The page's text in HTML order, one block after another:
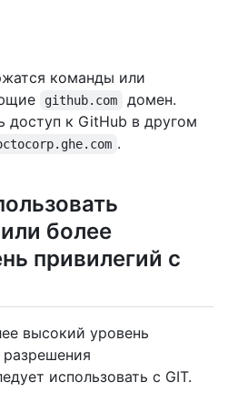
команды или
github.com
домен.
доступ к GitHub в другом
.
или более
привилегий с
высокий уровень
использовать с GIT.